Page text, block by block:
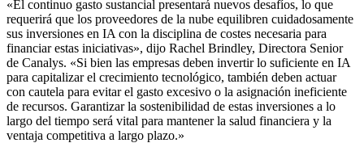
«El continuo gasto sustancial presentará nuevos desafíos, lo que
requerirá que los proveedores de la nube equilibren cuidadosamente
sus inversiones en IA con la disciplina de costes necesaria para
financiar estas iniciativas», dijo Rachel Brindley, Directora Senior
de Canalys. «Si bien las empresas deben invertir lo suficiente en IA
para capitalizar el crecimiento tecnológico, también deben actuar
con cautela para evitar el gasto excesivo o la asignación ineficiente
de recursos. Garantizar la sostenibilidad de estas inversiones a lo
largo del tiempo será vital para mantener la salud financiera y la
ventaja competitiva a largo plazo.»